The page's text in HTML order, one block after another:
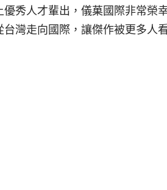
優秀人才輩出，儀菓國際非常榮
灣走向國際，讓傑作被更多人